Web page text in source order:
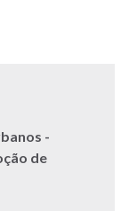
-
de